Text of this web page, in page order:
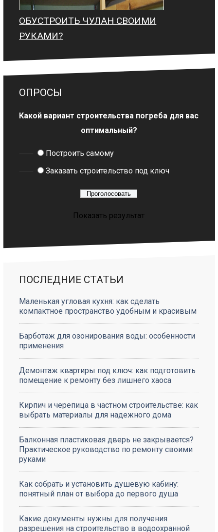
ОБУСТРОИТЬ ЧУЛАН СВОИМИ
РУКАМИ?
ОПРОСЫ
Какой вариант строительства погреба для вас
оптимальный?
Построить самому
Заказать строительство под ключ
Показать результат
ПОСЛЕДНИЕ СТАТЬИ
Маленькая угловая кухня: как сделать
компактное пространство удобным и красивым
Барботаж для озонирования воды: особенности
применения
Демонтаж квартиры под ключ: как подготовить
помещение к ремонту без лишнего хаоса
Кирпич и черепица в частном строительстве: как
выбрать материалы для надежного дома
Балконная пластиковая дверь не закрывается?
Практическое руководство по ремонту своими
руками
Как собрать и установить душевую кабину:
понятный план от выбора до первого душа
Какие документы нужны для получения
разрешения на строительство в водоохранной